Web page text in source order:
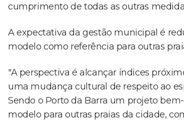
cumprimento de todas as outras
A expectativa da gestão municipal é
modelo como referência para outras
"A perspectiva é alcançar índices
uma mudança cultural de respeito ao
Sendo o Porto da Barra um projeto
modelo para outras praias da cidade,